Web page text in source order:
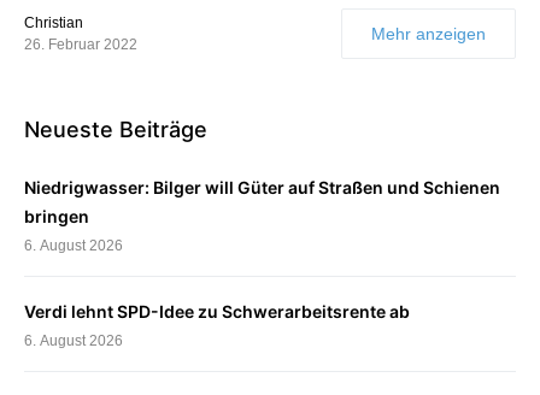
Christian
26. Februar 2022
Mehr anzeigen
Neueste Beiträge
Niedrigwasser: Bilger will Güter auf Straßen und Schienen
bringen
6. August 2026
Verdi lehnt SPD-Idee zu Schwerarbeitsrente ab
6. August 2026